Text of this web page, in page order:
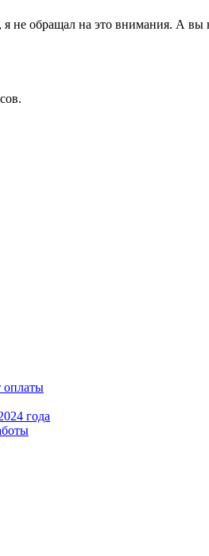
обращал на это внимания. А вы
оплаты
года